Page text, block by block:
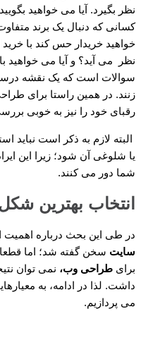
نظر بگیرد. آیا می خواهید
کسانی که دنبال یک برند
خواهید خریدار حس کند با
نظر می آید؟ و آیا می خواهید
سوالات است که یک نقشه
زنند. در همین راستا برای
رقبای خود را نیز به خوبی
البته لازم به ذکر است نباید
یا شلوغی آن شود؛ زیرا این
شما دور می کنند.
انتخاب بهترین
در طی این بحث درباره اهمیت
سایت سخن گفته شد؛ اما قطعا
برای طراحی وب، نمی توان
داشت. لذا در ادامه، به
می پردازیم.